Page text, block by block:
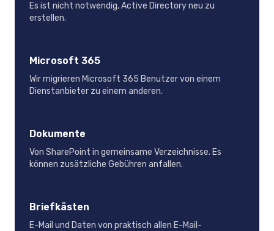
Es ist nicht notwendig, Active Directory neu zu
erstellen.
Microsoft 365
Wir migrieren Microsoft 365 Benutzer von einem
Dienstanbieter zu einem anderen.
Dokumente
Von SharePoint in gemeinsame Verzeichnisse. Es
können zusätzliche Gebühren anfallen.
Briefkästen
E-Mail und Daten von praktisch allen E-Mail-